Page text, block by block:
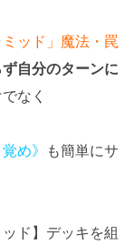
ッド」魔法・罠
自分のターンに
なく
め》 も簡単にサ
ド】デッキを組